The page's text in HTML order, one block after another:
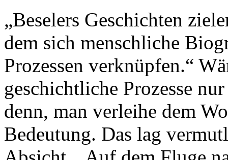
„Beselers Geschichten
dem sich menschliche
Prozessen verknüpfen.“
geschichtliche Prozesse
denn, man verleihe dem
Bedeutung. Das lag